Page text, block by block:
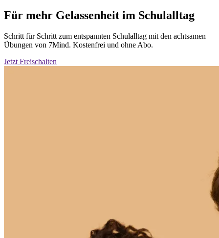
Für mehr Gelassenheit im Schulalltag
Schritt für Schritt zum entspannten Schulalltag mit den achtsamen
Übungen von 7Mind. Kostenfrei und ohne Abo.
Jetzt Freischalten